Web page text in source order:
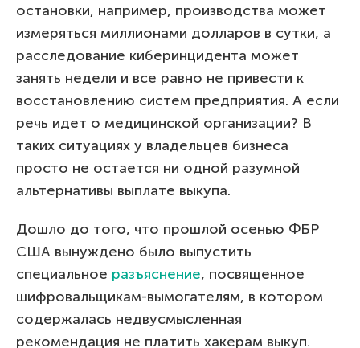
остановки, например, производства может
измеряться миллионами долларов в сутки, а
расследование киберинцидента может
занять недели и все равно не привести к
восстановлению систем предприятия. А если
речь идет о медицинской организации? В
таких ситуациях у владельцев бизнеса
просто не остается ни одной разумной
альтернативы выплате выкупа.
Дошло до того, что прошлой осенью ФБР
США вынуждено было выпустить
специальное разъяснение, посвященное
шифровальщикам-вымогателям, в котором
содержалась недвусмысленная
рекомендация не платить хакерам выкуп.